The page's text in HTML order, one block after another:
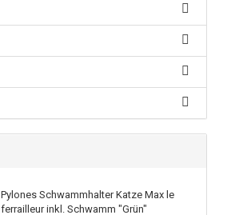
Pylones Schwammhalter Katze Max le
ferrailleur inkl. Schwamm "Grün"